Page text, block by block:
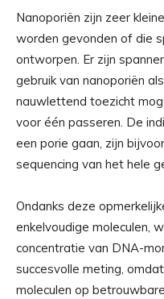
Nanoporiën zijn zeer
worden gevonden of die
ontworpen. Er zijn
gebruik van nanoporiën
nauwlettend toezicht
voor één passeren. De
een porie gaan, zijn
sequencing van het hele
Ondanks deze
enkelvoudige moleculen,
concentratie van DNA-
succesvolle meting,
moleculen op